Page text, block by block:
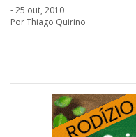
- 25 out, 2010
Por Thiago Quirino